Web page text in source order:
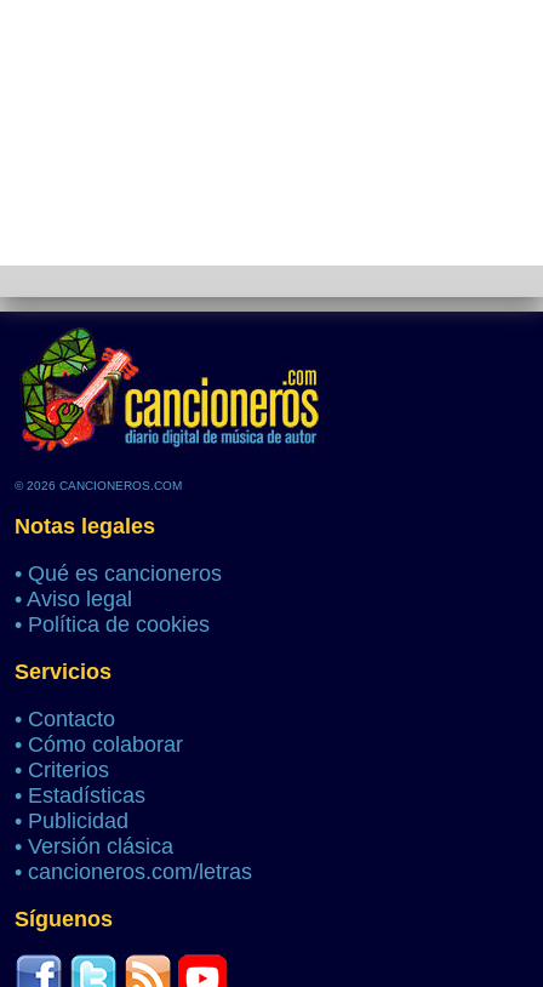
© 2026 CANCIONEROS.COM
Notas legales
• Qué es cancioneros
• Aviso legal
• Política de cookies
Servicios
• Contacto
• Cómo colaborar
• Criterios
• Estadísticas
• Publicidad
• Versión clásica
• cancioneros.com/letras
Síguenos